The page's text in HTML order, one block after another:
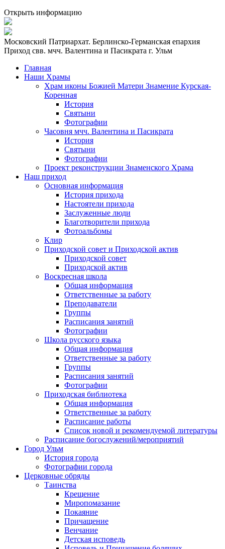
Открыть информацию
Московский Патриархат. Берлинско-Германская епархия
Приход свв. мчч. Валентина и Пасикрата г. Ульм
Главная
Наши Храмы
Храм иконы Божией Матери Знамение Курская-
Коренная
История
Святыни
Фотографии
Часовня мчч. Валентина и Пасикрата
История
Святыни
Фотографии
Проект реконструкции Знаменского Храма
Наш приход
Основная информация
История прихода
Настоятели прихода
Заслуженные люди
Благотворители прихода
Фотоальбомы
Клир
Приходской совет и Приходской актив
Приходской совет
Приходской актив
Воскресная школа
Общая информация
Ответственные за работу
Преподаватели
Группы
Расписания занятий
Фотографии
Школа русского языка
Общая информация
Ответственные за работу
Группы
Расписания занятий
Фотографии
Приходская библиотека
Общая информация
Ответственные за работу
Расписание работы
Список новой и рекомендуемой литературы
Расписание богослужений/мероприятий
Город Ульм
История города
Фотографии города
Церковные обряды
Таинства
Крещение
Миропомазание
Покаяние
Причащение
Венчание
Детская исповедь